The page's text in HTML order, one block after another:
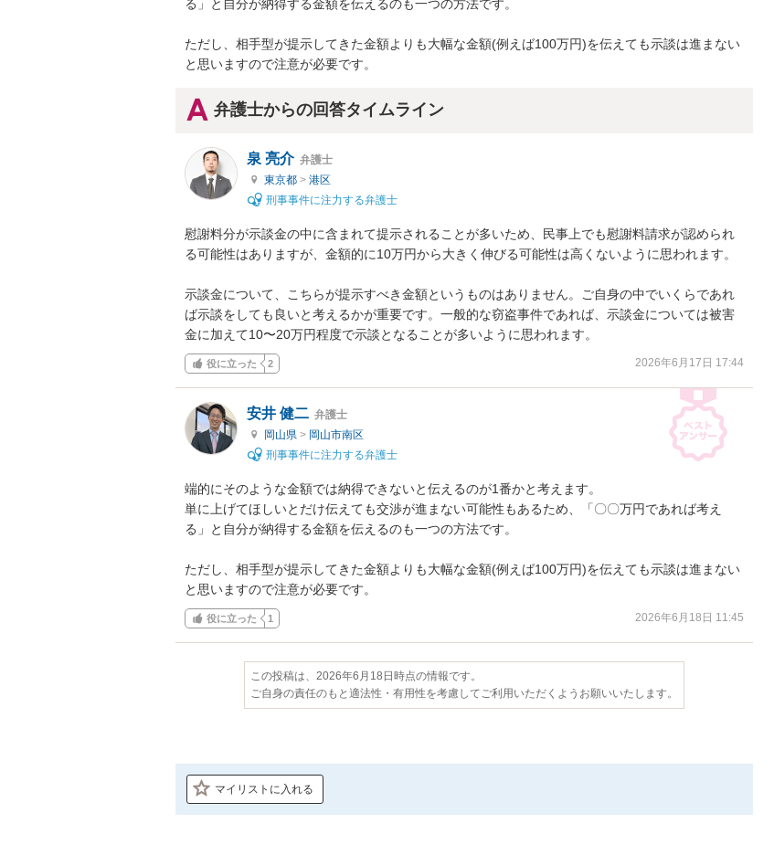
る」と自分が納得する金額を伝えるのも一つの方法です。
ただし、相手型が提示してきた金額よりも大幅な金額(例えば100万円)を伝えても示談は進まない
と思いますので注意が必要です。
弁護士からの回答タイムライン
泉 亮介 弁護士
東京都 > 港区
刑事事件に注力する弁護士
慰謝料分が示談金の中に含まれて提示されることが多いため、民事上でも慰謝料請求が認められ
る可能性はありますが、金額的に10万円から大きく伸びる可能性は高くないように思われます。
示談金について、こちらが提示すべき金額というものはありません。ご自身の中でいくらであれ
ば示談をしても良いと考えるかが重要です。一般的な窃盗事件であれば、示談金については被害
金に加えて10〜20万円程度で示談となることが多いように思われます。
役に立った 2 2026年6月17日 17:44
安井 健二 弁護士
岡山県 > 岡山市南区
刑事事件に注力する弁護士
端的にそのような金額では納得できないと伝えるのが1番かと考えます。
単に上げてほしいとだけ伝えても交渉が進まない可能性もあるため、「〇〇万円であれば考え
る」と自分が納得する金額を伝えるのも一つの方法です。
ただし、相手型が提示してきた金額よりも大幅な金額(例えば100万円)を伝えても示談は進まない
と思いますので注意が必要です。
役に立った 1 2026年6月18日 11:45
この投稿は、2026年6月18日時点の情報です。
ご自身の責任のもと適法性・有用性を考慮してご利用いただくようお願いいたします。
マイリストに入れる